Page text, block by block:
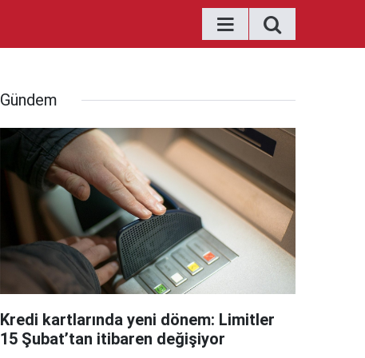
Gündem
Kredi kartlarında yeni dönem: Limitler
15 Şubat’tan itibaren değişiyor